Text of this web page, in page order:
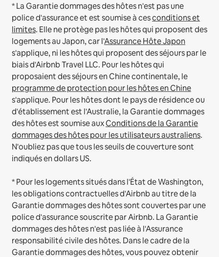
* La Garantie dommages des hôtes n'est pas une
police d'assurance et est soumise à cesconditions et
limites. Elle ne protège pas les hôtes qui proposent des
logements au Japon, car l'Assurance Hôte Japon
s'applique, ni les hôtes qui proposent des séjours par le
biais d'Airbnb Travel LLC. Pour les hôtes qui
proposaient des séjours en Chine continentale, le
programme de protection pour les hôtes en Chine
s'applique. Pour les hôtes dont le pays de résidence ou
d'établissement est l'Australie, la Garantie dommages
des hôtes est soumise auxConditions de la Garantie
dommages des hôtes pour les utilisateurs australiens.
N'oubliez pas que tous les seuils de couverture sont
indiqués en dollars US.
* Pour les logements situés dans l'État de Washington,
les obligations contractuelles d'Airbnb au titre de la
Garantie dommages des hôtes sont couvertes par une
police d'assurance souscrite par Airbnb. La Garantie
dommages des hôtes n'est pas liée à l'Assurance
responsabilité civile des hôtes. Dans le cadre de la
Garantie dommages des hôtes, vous pouvez obtenir